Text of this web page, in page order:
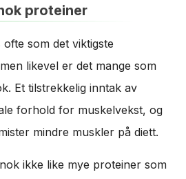
proteiner
som det viktigste
likevel er det mange som
Et tilstrekkelig inntak av
forhold for muskelvekst, og
mindre muskler på diett.
ikke like mye proteiner som